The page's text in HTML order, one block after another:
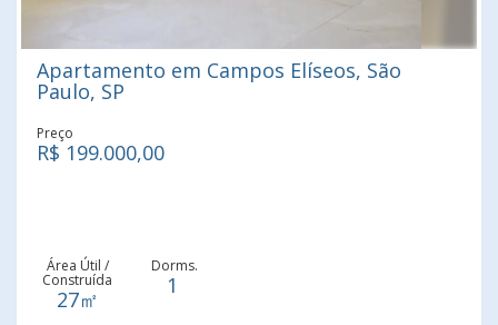
Apartamento em Campos Elíseos, São
Paulo, SP
Preço
R$ 199.000,00
Área Útil /
Construída
27㎡
Dorms.
1